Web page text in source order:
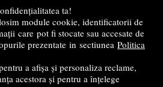
ta!
module cookie, identificatorii de
care pot fi stocate sau accesate de
prezentate in sectiunea Politica
a afișa și personaliza reclame,
acestora și pentru a înțelege